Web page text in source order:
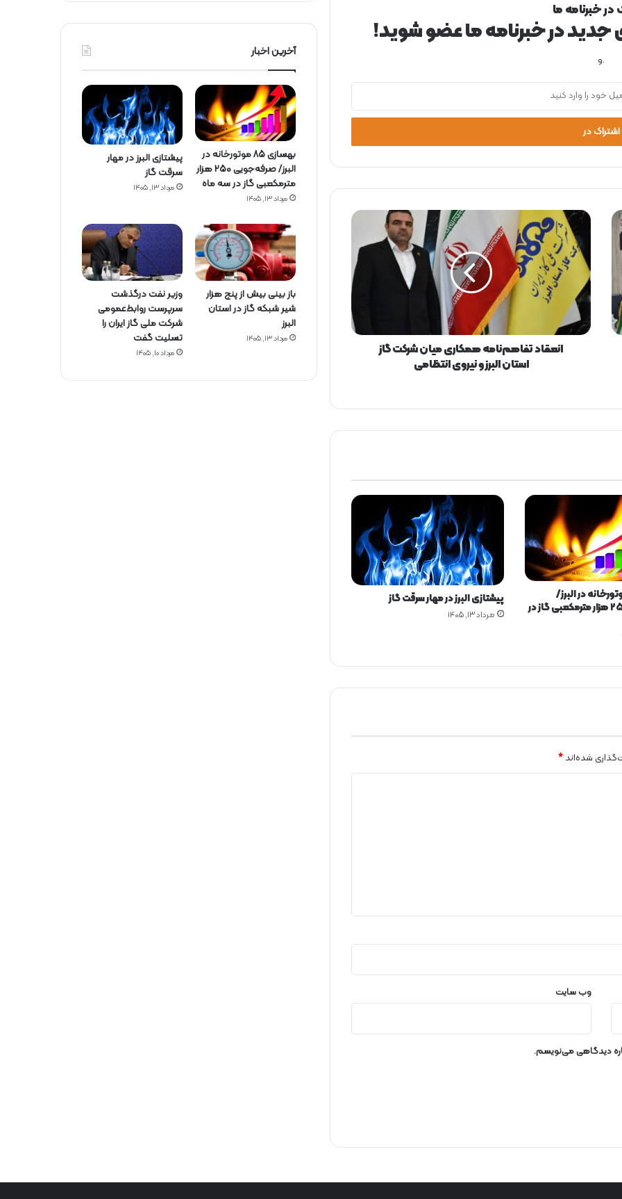
در خبرنامه ما
جدید در خبرنامه ما عضو شوید!
.و
ا
ن
ق
ا
د
ت
ف
ا
م
ه
ا
ر
ی
ا
ن
ش
ر
ک
ز
ا
ل
ا
ت
ا
م
ی
انعقاد تفاهم‌نامه همکاری میان شرکت گاز
استان البرز و نیروی انتظامی
۸۵ موتورخانه در البرز/
صرفه‌جویی ۲۵۰ هزار مترمکعبی گاز در
پیشتازی البرز در مهار سرقت گاز
مرداد ۱۳, ۱۴۰۵
شده‌اند *
وب‌ سایت
دیدگاهی می‌نویسم.
آخرین اخبار
بهسازی ۸۵ موتورخانه در
البرز/ صرفه‌جویی ۲۵۰ هزار
مترمکعبی گاز در سه ماه
مرداد ۱۳, ۱۴۰۵
پیشتازی البرز در مهار
سرقت گاز
مرداد ۱۳, ۱۴۰۵
باز بینی بیش از پنج هزار
شیر شبکه گاز در استان
البرز
مرداد ۱۳, ۱۴۰۵
وزیر نفت درگذشت
سرپرست روابط‌عمومی
شرکت ملی گاز ایران را
تسلیت گفت
مرداد ۱۰, ۱۴۰۵